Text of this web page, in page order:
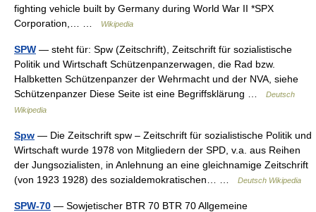
fighting vehicle built by Germany during World War II *SPX
Corporation,… …
Wikipedia
SPW — steht für: Spw (Zeitschrift), Zeitschrift für sozialistische
Politik und Wirtschaft Schützenpanzerwagen, die Rad bzw.
Halbketten Schützenpanzer der Wehrmacht und der NVA, siehe
Schützenpanzer Diese Seite ist eine Begriffsklärung …
Deutsch
Wikipedia
Spw — Die Zeitschrift spw – Zeitschrift für sozialistische Politik und
Wirtschaft wurde 1978 von Mitgliedern der SPD, v.a. aus Reihen
der Jungsozialisten, in Anlehnung an eine gleichnamige Zeitschrift
(von 1923 1928) des sozialdemokratischen… …
Deutsch Wikipedia
SPW-70 — Sowjetischer BTR 70 BTR 70 Allgemeine